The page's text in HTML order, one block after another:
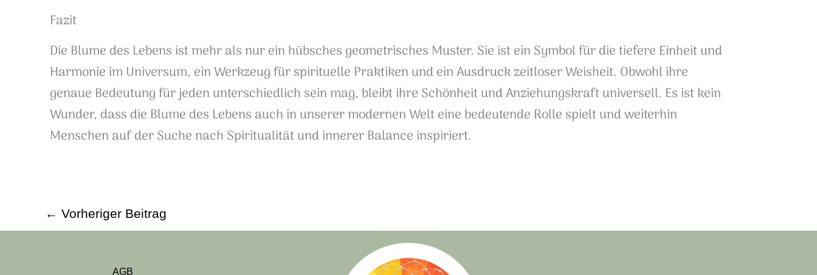
Fazit
Die Blume des Lebens ist mehr als nur ein hübsches geometrisches Muster. Sie ist ein Symbol für die tiefere Einheit und
Harmonie im Universum, ein Werkzeug für spirituelle Praktiken und ein Ausdruck zeitloser Weisheit. Obwohl ihre
genaue Bedeutung für jeden unterschiedlich sein mag, bleibt ihre Schönheit und Anziehungskraft universell. Es ist kein
Wunder, dass die Blume des Lebens auch in unserer modernen Welt eine bedeutende Rolle spielt und weiterhin
Menschen auf der Suche nach Spiritualität und innerer Balance inspiriert.
← Vorheriger Beitrag
AGB